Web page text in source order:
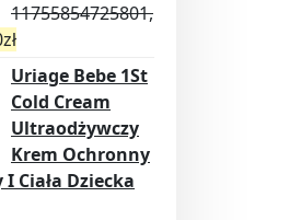
11755854725801,
zł
Uriage Bebe 1St
Cold Cream
Ultraodżywczy
Krem Ochronny
Ciała Dziecka